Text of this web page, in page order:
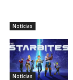
Notícias
Notícias